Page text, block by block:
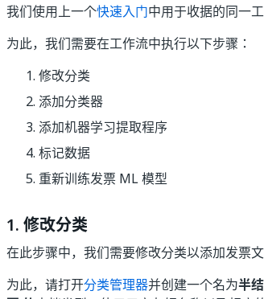
我们使用上一个快速入门中用于收据的同一
为此，我们需要在工作流中执行以下步骤：
修改分类
添加分类器
添加机器学习提取程序
标记数据
重新训练发票 ML 模型
1. 修改分类
在此步骤中，我们需要修改分类以添加发票文
为此，请打开分类管理器并创建一个名为半